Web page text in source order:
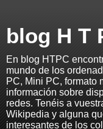
blog H T
En blog HTPC
mundo de los
PC, Mini PC, formato
información sobre
redes. Tenéis a
Wikipedia y alguna
interesantes de los